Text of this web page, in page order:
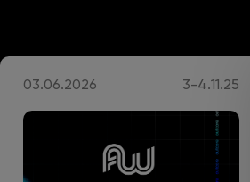
03.06.2026 3-4.11.25